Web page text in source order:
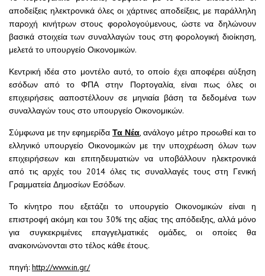
αποδείξεις ηλεκτρονικά όλες οι χάρτινες αποδείξεις, με παράλληλη
παροχή κινήτρων στους φορολογούμενους, ώστε να δηλώνουν
βασικά στοιχεία των συναλλαγών τους στη φορολογική διοίκηση,
μελετά το υπουργείο Οικονομικών.
Κεντρική ιδέα στο μοντέλο αυτό, το οποίο έχει αποφέρει αύξηση
εσόδων από το ΦΠΑ στην Πορτογαλία, είναι πως όλες οι
επιχειρήσεις ααποστέλλουν σε μηνιαία βάση τα δεδομένα των
συναλλαγών τους στο υπουργείο Οικονομικών.
Σύμφωνα με την εφημερίδα Τα Νέα, ανάλογο μέτρο προωθεί και το
ελληνικό υπουργείο Οικονομικών με την υποχρέωση όλων των
επιχειρήσεων και επιτηδευματιών να υποβάλλουν ηλεκτρονικά
από τις αρχές του 2014 όλες τις συναλλαγές τους στη Γενική
Γραμματεία Δημοσίων Εσόδων.
Το κίνητρο που εξετάζει το υπουργείο Οικονομικών είναι η
επιστροφή ακόμη και του 30% της αξίας της απόδειξης, αλλά μόνο
για συγκεκριμένες επαγγελματικές ομάδες, οι οποίες θα
ανακοινώνονται στο τέλος κάθε έτους.
πηγή: http://www.in.gr/